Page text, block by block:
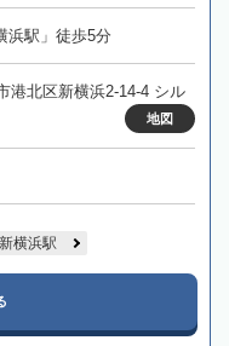
浜駅」徒歩5分
港北区新横浜2-14-4 シル
地図
新横浜駅